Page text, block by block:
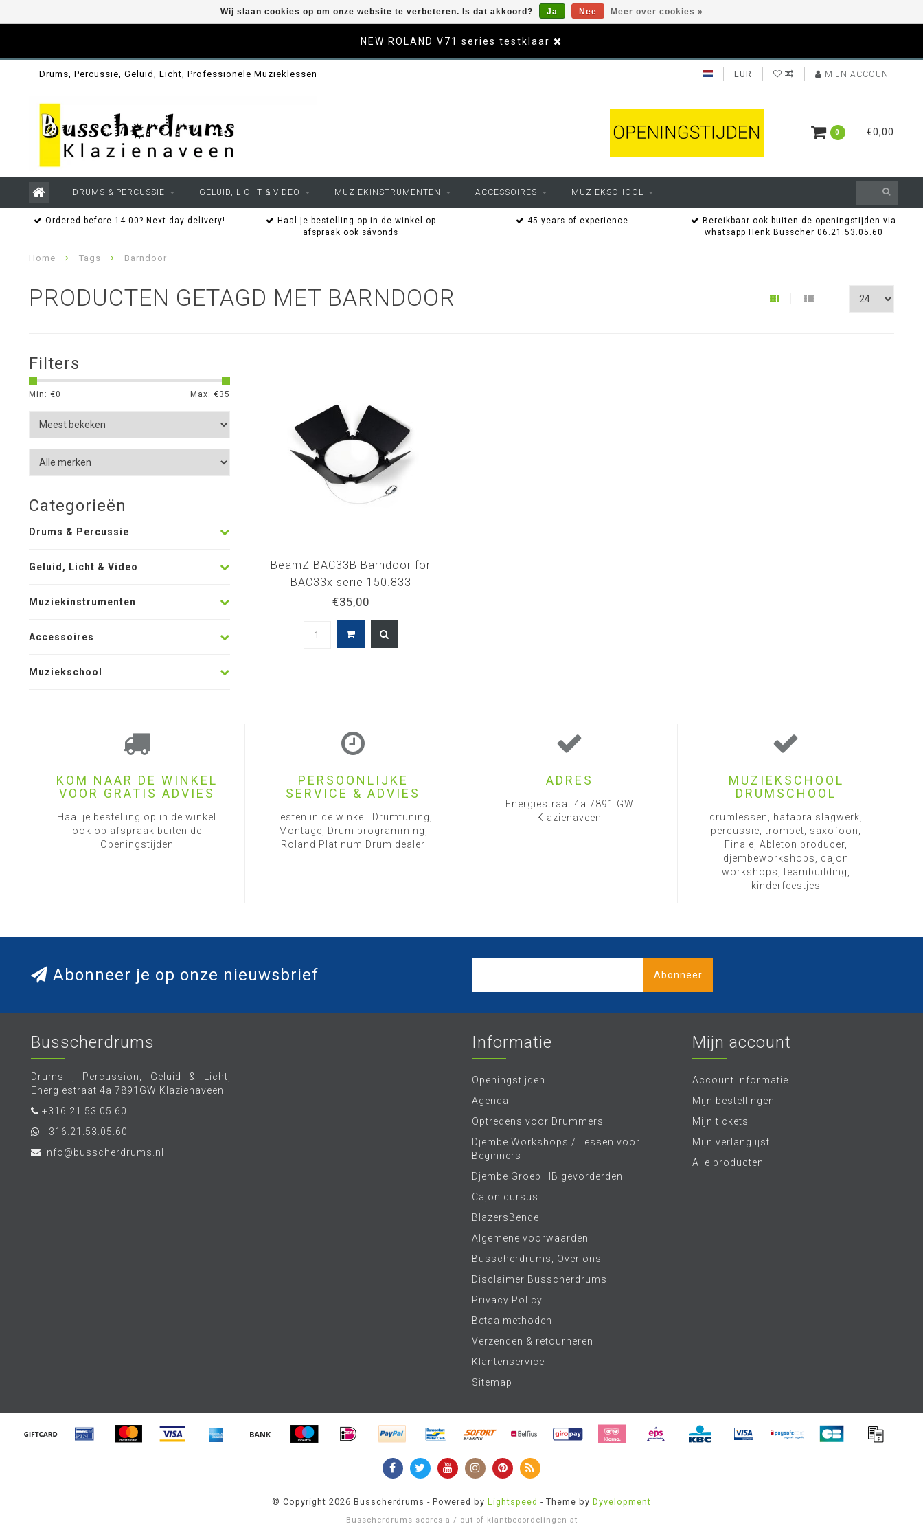
NEW ROLAND V71 series testklaar
Drums, Percussie, Geluid, Licht, Professionele Muzieklessen EUR MIJN ACCOUNT
0 €0,00
DRUMS & PERCUSSIE GELUID, LICHT & VIDEO MUZIEKINSTRUMENTEN ACCESSOIRES MUZIEKSCHOOL
Ordered before 14.00? Next day delivery!
Haal je bestelling op in de winkel op
afspraak ook sávonds
45 years of experience
Bereikbaar ook buiten de openingstijden via
whatsapp Henk Busscher 06.21.53.05.60
Home Tags Barndoor
PRODUCTEN GETAGD MET BARNDOOR
Filters
Min: €0 Max: €35
Categorieën
Drums & Percussie
Geluid, Licht & Video
Muziekinstrumenten
Accessoires
Muziekschool
BeamZ BAC33B Barndoor for
BAC33x serie 150.833
€35,00
Wij slaan cookies op om onze website te verbeteren. Is dat akkoord? Ja Nee Meer over cookies »
KOM NAAR DE WINKEL
VOOR GRATIS ADVIES
Haal je bestelling op in de winkel
ook op afspraak buiten de
Openingstijden
PERSOONLIJKE
SERVICE & ADVIES
Testen in de winkel. Drumtuning,
Montage, Drum programming,
Roland Platinum Drum dealer
ADRES
Energiestraat 4a 7891 GW
Klazienaveen
MUZIEKSCHOOL
DRUMSCHOOL
drumlessen, hafabra slagwerk,
percussie, trompet, saxofoon,
Finale, Ableton producer,
djembeworkshops, cajon
workshops, teambuilding,
kinderfeestjes
Abonneer je op onze nieuwsbrief Abonneer
Busscherdrums
Drums , Percussion, Geluid & Licht,
Energiestraat 4a 7891GW Klazienaveen
+316.21.53.05.60
+316.21.53.05.60
info@busscherdrums.nl
Informatie
Openingstijden
Agenda
Optredens voor Drummers
Djembe Workshops / Lessen voor
Beginners
Djembe Groep HB gevorderden
Cajon cursus
BlazersBende
Algemene voorwaarden
Busscherdrums, Over ons
Disclaimer Busscherdrums
Privacy Policy
Betaalmethoden
Verzenden & retourneren
Klantenservice
Sitemap
Mijn account
Account informatie
Mijn bestellingen
Mijn tickets
Mijn verlanglijst
Alle producten
© Copyright 2026 Busscherdrums - Powered by Lightspeed - Theme by Dyvelopment
Busscherdrums scores a / out of klantbeoordelingen at